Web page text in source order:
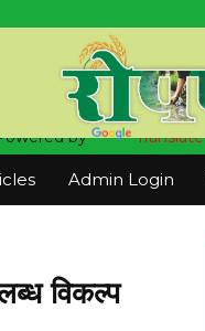
by Translate
Admin Login
विकल्प